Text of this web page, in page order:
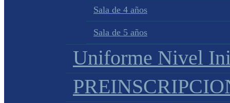
Sala de 4 años
Sala de 5 años
Uniforme Nivel